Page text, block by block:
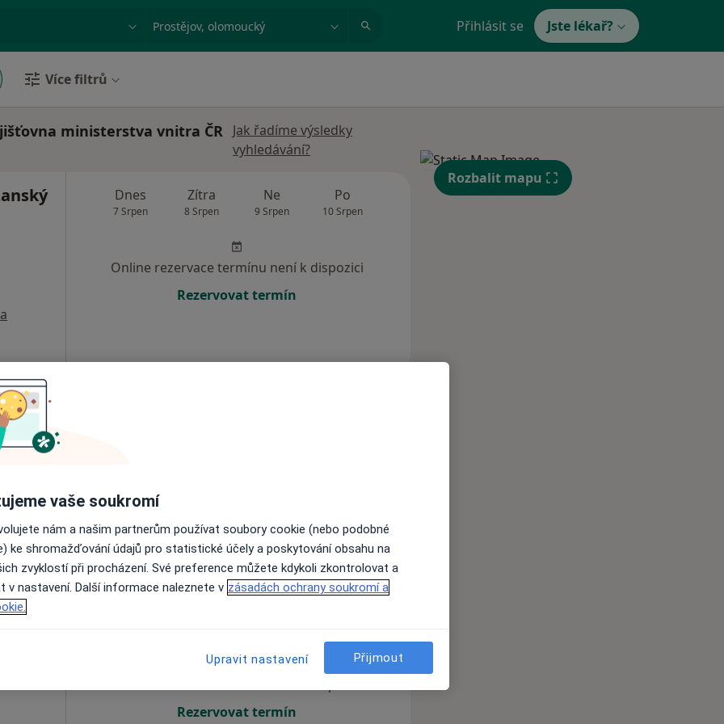
Město nebo region Přihlásit se Jste lékař?
Více filtrů
ministerstva vnitra ČR Jak řadíme výsledky
vyhledávání?
Dnes
7 Srpen
Zítra
8 Srpen
Ne
9 Srpen
Po
10 Srpen
St Čt
Online rezervace termínu není k dispozici
Rezervovat termín
Rezervovat termín
Rozbalit mapu
vaše soukromí
nám a našim partnerům používat soubory cookie (nebo podobné
ke shromažďování údajů pro statistické účely a poskytování obsahu na
zvyklostí při procházení. Své preference můžete kdykoli zkontrolovat a
v nastavení. Další informace naleznete v zásadách ochrany soukromí a
Upravit nastavení Přijmout